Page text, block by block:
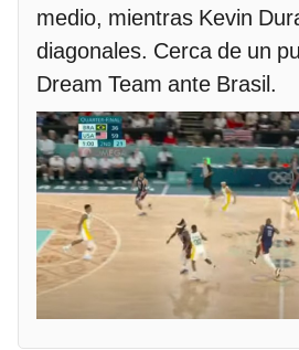
medio, mientras Kevin
diagonales. Cerca de un
Dream Team ante Brasil.